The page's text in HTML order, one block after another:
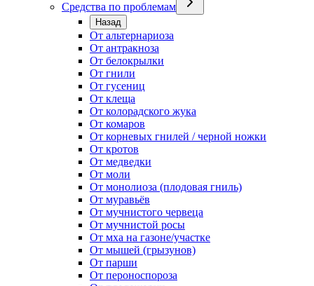
Средства по проблемам
Назад
От альтернариоза
От антракноза
От белокрылки
От гнили
От гусениц
От клеща
От колорадского жука
От комаров
От корневых гнилей / черной ножки
От кротов
От медведки
От моли
От монолиоза (плодовая гниль)
От муравьёв
От мучнистого червеца
От мучнистой росы
От мха на газоне/участке
От мышей (грызунов)
От парши
От пероноспороза